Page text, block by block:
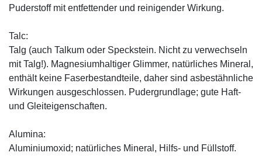
Puderstoff mit entfettender und reinigender Wirkung.
Talc:
Talg (auch Talkum oder Speckstein. Nicht zu verwechseln
mit Talg!). Magnesiumhaltiger Glimmer, natürliches Mineral,
enthält keine Faserbestandteile, daher sind asbestähnliche
Wirkungen ausgeschlossen. Pudergrundlage; gute Haft-
und Gleiteigenschaften.
Alumina:
Aluminiumoxid; natürliches Mineral, Hilfs- und Füllstoff.